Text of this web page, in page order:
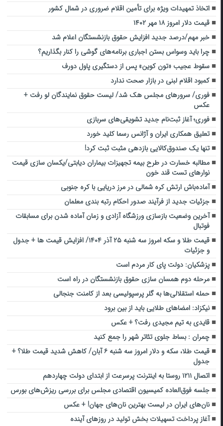
اتخاذ تمهیدات ویژه برای تأمین اقلام ضروری در شمال کشور
قیمت دلار امروز ۱۸ مهر ۱۴۰۲
خبر مهم/درصد جدید افزایش حقوق بازنشستگان اعلام شد
چرا باید وسواس بستن اجباری برنامه‌های گوشی را کنار بگذاریم؟
سقوط عجیب «تون کوین» پس از دستگیری پاول دورف
کمبود اقلام لبنی در بازار صحت ندارد
فوری/ سرور‌های مجلس هک شد/ لیست حقوق نمایندگان لو رفت +
عکس
فوری؛ آغاز ثبت‌نام جدید تشویقی‌های سربازی
تعلیق همکاری ایران و آژانس رسما کلید خورد
تنها یک صندوق‌کالایی بازدهی مثبت ثبت کرد!
مطالبه خسارت در طرح بیمه تجهیزات بیماران دیابتی/یکسان سازی قیمت
نوارهای تست قند خون
آماده‌باش ارتش کره شمالی در مرز دریایی با کره جنوبی
جزئیات جدید از فرآیند صدور احکام رتبه بندی معلمان
آخرین وضعیت بازسازی ورزشگاه آزادی و زمان آماده شدن برای مسابقات
فوتبال
قیمت طلا و سکه امروز سه شنبه ۲۵ آذر ۱۴۰۴/ افزایش قیمت ها + جدول
و جزئیات
پزشکیان: دولت پای‌ کار مردم است
مرحله دوم همسان سازی حقوق بازنشستگان در راه است
حمله استقلالی‌ها به گلر پرسپولیسی بعد از کامنت جنجالی
نیکزاد: امضاهای طلایی باید از بین برود
قایدی به تیم مجیدی رفت؟ + عکس
چمران : بساط جلوی تئاتر شهر را جمع کنید
قیمت طلا، سکه و دلار امروز سه شنبه ۶ آبان/ کاهش شدید قیمت طلا؟ +
جدول
اتصال ۱۲۱۱ روستا به اینترنت پرسرعت از ابتدای دولت چهاردهم
جلسه فوق‌العاده کمیسیون اقتصادی مجلس برای بررسی ریزش‌های بورس
نان‌های ایران در لیست بهترین نان‌های جهان! + عکس
آغاز پرداخت تسهیلات بخش تولید در روزهای آینده